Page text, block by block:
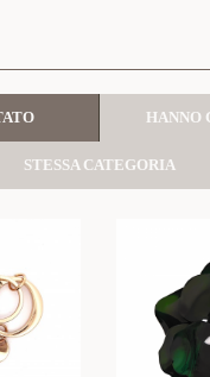
HANNO
STESSA CATEGORIA